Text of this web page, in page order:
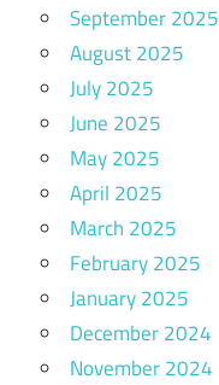
September 2025
August 2025
July 2025
June 2025
May 2025
April 2025
March 2025
February 2025
January 2025
December 2024
November 2024